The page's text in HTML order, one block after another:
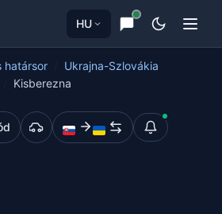
HU
határsor
Ukrajna-Szlovákia
Kisberezna